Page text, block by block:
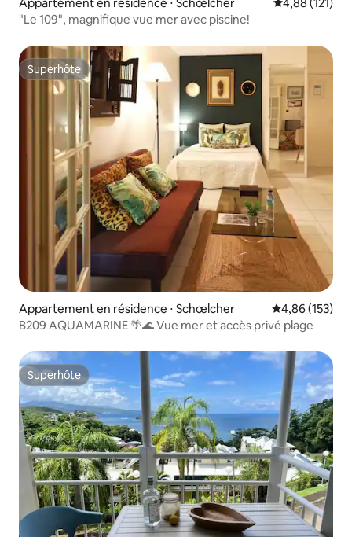
"Le 109", magnifique vue mer avec piscine!
Superhôte
Superhôte
Appartement en résidence ⋅ Schœlcher Évaluation
4,86 (153)
B209 AQUAMARINE 🌴🌊 Vue mer et accès privé plage
Superhôte
Superhôte